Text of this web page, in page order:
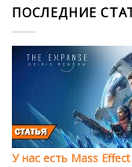
ПОСЛЕДНИЕ
У нас есть Mass